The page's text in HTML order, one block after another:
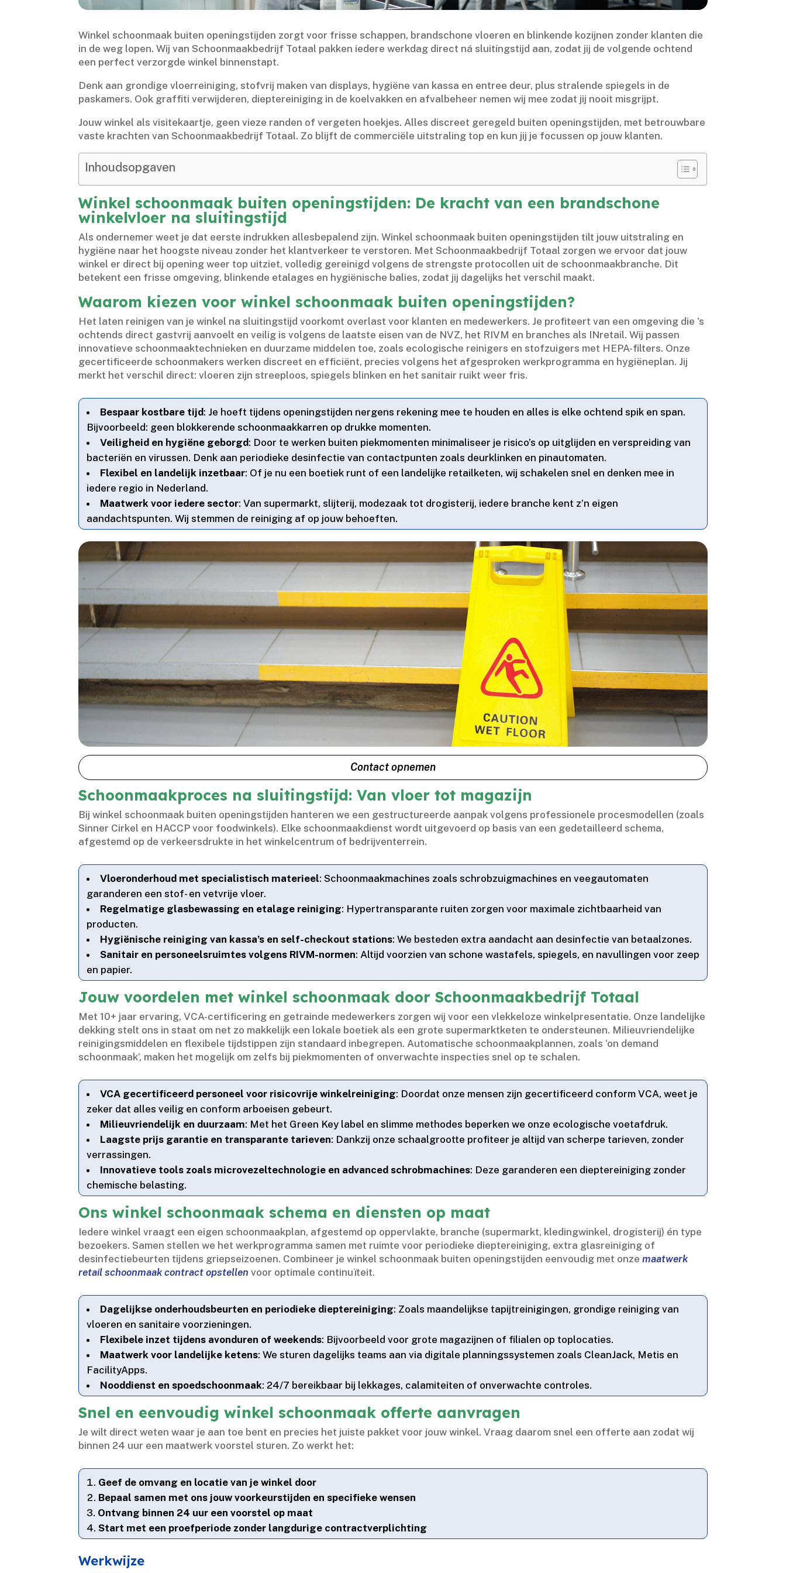
Winkel schoonmaak buiten openingstijden zorgt voor frisse schappen, brandschone vloeren en blinkende kozijnen zonder klanten die
in de weg lopen.​ Wij van Schoonmaakbedrijf Totaal pakken iedere werkdag direct ná sluitingstijd aan, zodat jij de volgende ochtend
een perfect verzorgde winkel binnenstapt.​
Denk aan grondige vloerreiniging, stofvrij maken van displays, hygiëne van kassa en entree deur, plus stralende spiegels in de
paskamers.​ Ook graffiti verwijderen, dieptereiniging in de koelvakken en afvalbeheer nemen wij mee zodat jij nooit misgrijpt.​
Jouw winkel als visitekaartje, geen vieze randen of vergeten hoekjes.​ Alles discreet geregeld buiten openingstijden, met betrouwbare
vaste krachten van Schoonmaakbedrijf Totaal.​ Zo blijft de commerciële uitstraling top en kun jij je focussen op jouw klanten.​
Inhoudsopgaven
Winkel schoonmaak buiten openingstijden: De kracht van een brandschone
winkelvloer na sluitingstijd
Als ondernemer weet je dat eerste indrukken allesbepalend zijn.​ Winkel schoonmaak buiten openingstijden tilt jouw uitstraling en
hygiëne naar het hoogste niveau zonder het klantverkeer te verstoren.​ Met Schoonmaakbedrijf Totaal zorgen we ervoor dat jouw
winkel er direct bij opening weer top uitziet, volledig gereinigd volgens de strengste protocollen uit de schoonmaakbranche.​ Dit
betekent een frisse omgeving, blinkende etalages en hygiënische balies, zodat jij dagelijks het verschil maakt.​
Waarom kiezen voor winkel schoonmaak buiten openingstijden?
Het laten reinigen van je winkel na sluitingstijd voorkomt overlast voor klanten en medewerkers.​ Je profiteert van een omgeving die ‘s
ochtends direct gastvrij aanvoelt en veilig is volgens de laatste eisen van de NVZ, het RIVM en branches als INretail.​ Wij passen
innovatieve schoonmaaktechnieken en duurzame middelen toe, zoals ecologische reinigers en stofzuigers met HEPA-filters.​ Onze
gecertificeerde schoonmakers werken discreet en efficiënt, precies volgens het afgesproken werkprogramma en hygiëneplan.​ Jij
merkt het verschil direct: vloeren zijn streeploos, spiegels blinken en het sanitair ruikt weer fris.​
Bespaar kostbare tijd: Je hoeft tijdens openingstijden nergens rekening mee te houden en alles is elke ochtend spik en span.​
Bijvoorbeeld: geen blokkerende schoonmaakkarren op drukke momenten.​
Veiligheid en hygiëne geborgd: Door te werken buiten piekmomenten minimaliseer je risico’s op uitglijden en verspreiding van
bacteriën en virussen.​ Denk aan periodieke desinfectie van contactpunten zoals deurklinken en pinautomaten.​
Flexibel en landelijk inzetbaar: Of je nu een boetiek runt of een landelijke retailketen, wij schakelen snel en denken mee in
iedere regio in Nederland.​
Maatwerk voor iedere sector: Van supermarkt, slijterij, modezaak tot drogisterij, iedere branche kent z’n eigen
aandachtspunten.​ Wij stemmen de reiniging af op jouw behoeften.​
Contact opnemen
Schoonmaakproces na sluitingstijd: Van vloer tot magazijn
Bij winkel schoonmaak buiten openingstijden hanteren we een gestructureerde aanpak volgens professionele procesmodellen (zoals
Sinner Cirkel en HACCP voor foodwinkels).​ Elke schoonmaakdienst wordt uitgevoerd op basis van een gedetailleerd schema,
afgestemd op de verkeersdrukte in het winkelcentrum of bedrijventerrein.​
Vloeronderhoud met specialistisch materieel: Schoonmaakmachines zoals schrobzuigmachines en veegautomaten
garanderen een stof- en vetvrije vloer.​
Regelmatige glasbewassing en etalage reiniging: Hypertransparante ruiten zorgen voor maximale zichtbaarheid van
producten.​
Hygiënische reiniging van kassa’s en self-checkout stations: We besteden extra aandacht aan desinfectie van betaalzones.​
Sanitair en personeelsruimtes volgens RIVM-normen: Altijd voorzien van schone wastafels, spiegels, en navullingen voor zeep
en papier.​
Jouw voordelen met winkel schoonmaak door Schoonmaakbedrijf Totaal
Met 10+ jaar ervaring, VCA-certificering en getrainde medewerkers zorgen wij voor een vlekkeloze winkelpresentatie.​ Onze landelijke
dekking stelt ons in staat om net zo makkelijk een lokale boetiek als een grote supermarktketen te ondersteunen.​ Milieuvriendelijke
reinigingsmiddelen en flexibele tijdstippen zijn standaard inbegrepen.​ Automatische schoonmaakplannen, zoals ‘on demand
schoonmaak’, maken het mogelijk om zelfs bij piekmomenten of onverwachte inspecties snel op te schalen.​
VCA gecertificeerd personeel voor risicovrije winkelreiniging: Doordat onze mensen zijn gecertificeerd conform VCA, weet je
zeker dat alles veilig en conform arboeisen gebeurt.​
Milieuvriendelijk en duurzaam: Met het Green Key label en slimme methodes beperken we onze ecologische voetafdruk.​
Laagste prijs garantie en transparante tarieven: Dankzij onze schaalgrootte profiteer je altijd van scherpe tarieven, zonder
verrassingen.​
Innovatieve tools zoals microvezeltechnologie en advanced schrobmachines: Deze garanderen een dieptereiniging zonder
chemische belasting.​
Ons winkel schoonmaak schema en diensten op maat
Iedere winkel vraagt een eigen schoonmaakplan, afgestemd op oppervlakte, branche (supermarkt, kledingwinkel, drogisterij) én type
bezoekers.​ Samen stellen we het werkprogramma samen met ruimte voor periodieke dieptereiniging, extra glasreiniging of
desinfectiebeurten tijdens griepseizoenen.​ Combineer je winkel schoonmaak buiten openingstijden eenvoudig met onzemaatwerk
retail schoonmaak contract opstellen voor optimale continuïteit.​
Dagelijkse onderhoudsbeurten en periodieke dieptereiniging: Zoals maandelijkse tapijtreinigingen, grondige reiniging van
vloeren en sanitaire voorzieningen.​
Flexibele inzet tijdens avonduren of weekends: Bijvoorbeeld voor grote magazijnen of filialen op toplocaties.​
Maatwerk voor landelijke ketens: We sturen dagelijks teams aan via digitale planningssystemen zoals CleanJack, Metis en
FacilityApps.​
Nooddienst en spoedschoonmaak: 24/7 bereikbaar bij lekkages, calamiteiten of onverwachte controles.​
Snel en eenvoudig winkel schoonmaak offerte aanvragen
Je wilt direct weten waar je aan toe bent en precies het juiste pakket voor jouw winkel.​ Vraag daarom snel een offerte aan zodat wij
binnen 24 uur een maatwerk voorstel sturen.​ Zo werkt het:
Geef de omvang en locatie van je winkel door
Bepaal samen met ons jouw voorkeurstijden en specifieke wensen
Ontvang binnen 24 uur een voorstel op maat
Start met een proefperiode zonder langdurige contractverplichting
Werkwijze